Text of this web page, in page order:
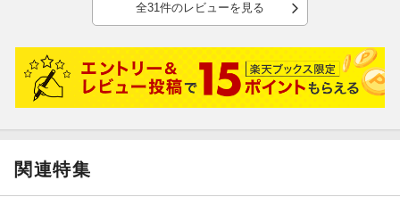
全31件のレビューを見る
関連特集